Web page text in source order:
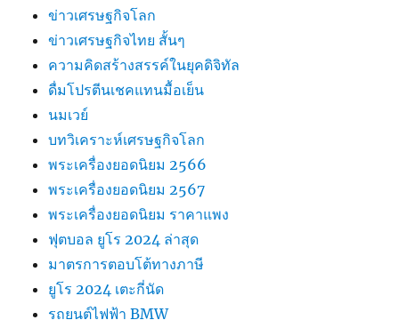
ข่าวเศรษฐกิจโลก
ข่าวเศรษฐกิจไทย สั้นๆ
ความคิดสร้างสรรค์ในยุคดิจิทัล
ดื่มโปรตีนเชคแทนมื้อเย็น
นมเวย์
บทวิเคราะห์เศรษฐกิจโลก
พระเครื่องยอดนิยม 2566
พระเครื่องยอดนิยม 2567
พระเครื่องยอดนิยม ราคาแพง
ฟุตบอล ยูโร 2024 ล่าสุด
มาตรการตอบโต้ทางภาษี
ยูโร 2024 เตะกี่นัด
รถยนต์ไฟฟ้า BMW